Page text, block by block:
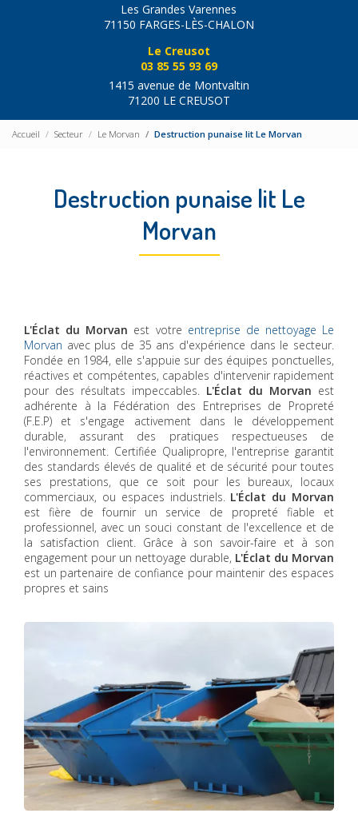
Les Grandes Varennes
71150 FARGES-LÈS-CHALON
Le Creusot
03 85 55 93 69
1415 avenue de Montvaltin
71200 LE CREUSOT
Accueil Secteur Le Morvan Destruction punaise lit Le Morvan
Destruction punaise lit Le
Morvan
L'Éclat du Morvan est votre entreprise de nettoyage Le
Morvan avec plus de 35 ans d'expérience dans le secteur.
Fondée en 1984, elle s'appuie sur des équipes ponctuelles,
réactives et compétentes, capables d'intervenir rapidement
pour des résultats impeccables. L'Éclat du Morvan est
adhérente à la Fédération des Entreprises de Propreté
(F.E.P) et s'engage activement dans le développement
durable, assurant des pratiques respectueuses de
l'environnement. Certifiée Qualipropre, l'entreprise garantit
des standards élevés de qualité et de sécurité pour toutes
ses prestations, que ce soit pour les bureaux, locaux
commerciaux, ou espaces industriels. L'Éclat du Morvan
est fière de fournir un service de propreté fiable et
professionnel, avec un souci constant de l'excellence et de
la satisfaction client. Grâce à son savoir-faire et à son
engagement pour un nettoyage durable, L'Éclat du Morvan
est un partenaire de confiance pour maintenir des espaces
propres et sains